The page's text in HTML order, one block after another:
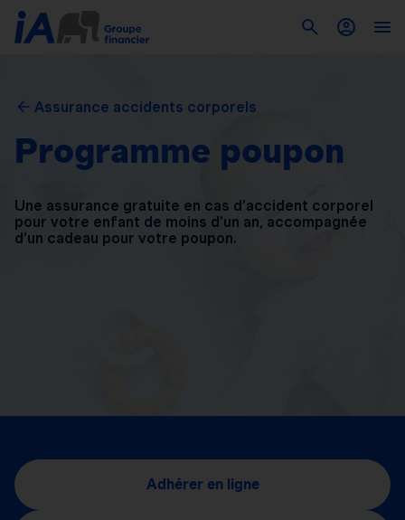
Assurance accidents corporels
Programme poupon
Une assurance gratuite en cas d’accident corporel
pour votre enfant de moins d’un an, accompagnée
d’un cadeau pour votre poupon.
Adhérer en ligne